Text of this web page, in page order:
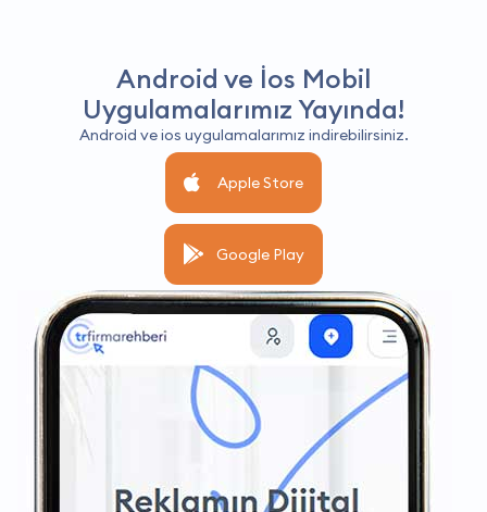
Android ve İos Mobil
Uygulamalarımız Yayında!
Android ve ios uygulamalarımız indirebilirsiniz.
Apple Store
Google Play